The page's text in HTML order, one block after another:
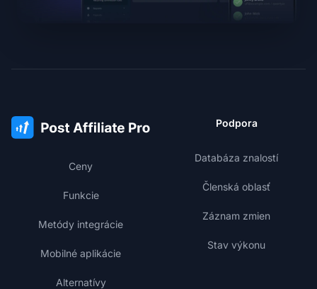
Ceny
Funkcie
Metódy integrácie
Mobilné aplikácie
Alternatívy
Podpora
Databáza znalostí
Členská oblasť
Záznam zmien
Stav výkonu